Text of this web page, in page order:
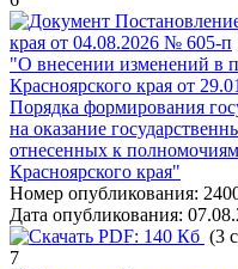
края от 04.08.2026 № 605-п
"О внесении изменений в
Красноярского края от
Порядка формирования
на оказание
отнесенных к
Красноярского края"
Номер опубликования:
Дата опубликования:
PDF: 140 Кб (3
7